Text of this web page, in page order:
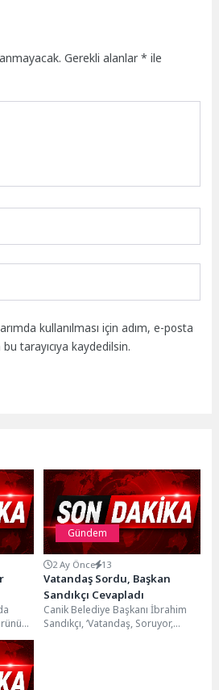
Gerekli alanlar* ile
kullanılması için adım, e-posta
tarayıcıya kaydedilsin.
imza
Gündem
2 Ay Önce 13
Vatandaş Sordu, Başkan
Sandıkçı Cevapladı
Canik Belediye Başkanı İbrahim
Sandıkçı, ‘Vatandaş, Soruyor,